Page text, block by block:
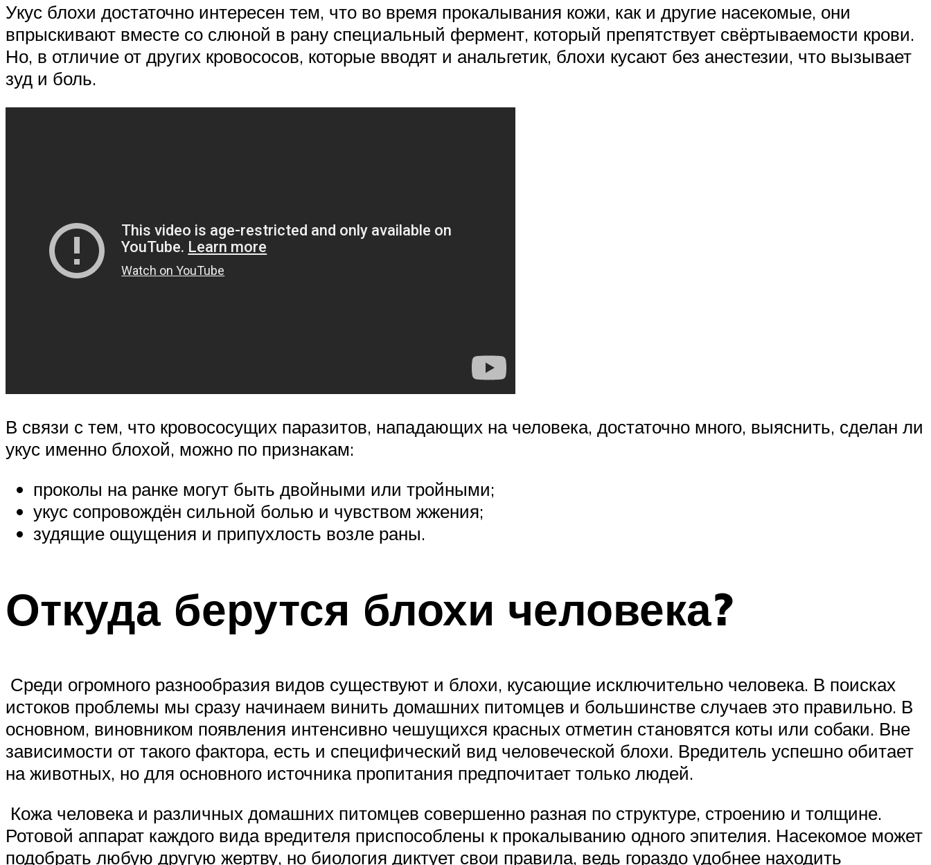
Укус блохи достаточно интересен тем, что во время прокалывания кожи, как и другие насекомые, они
впрыскивают вместе со слюной в рану специальный фермент, который препятствует свёртываемости крови.
Но, в отличие от других кровососов, которые вводят и анальгетик, блохи кусают без анестезии, что вызывает
зуд и боль.
В связи с тем, что кровососущих паразитов, нападающих на человека, достаточно много, выяснить, сделан ли
укус именно блохой, можно по признакам:
проколы на ранке могут быть двойными или тройными;
укус сопровождён сильной болью и чувством жжения;
зудящие ощущения и припухлость возле раны.
Откуда берутся блохи человека?
Среди огромного разнообразия видов существуют и блохи, кусающие исключительно человека. В поисках
истоков проблемы мы сразу начинаем винить домашних питомцев и большинстве случаев это правильно. В
основном, виновником появления интенсивно чешущихся красных отметин становятся коты или собаки. Вне
зависимости от такого фактора, есть и специфический вид человеческой блохи. Вредитель успешно обитает
на животных, но для основного источника пропитания предпочитает только людей.
Кожа человека и различных домашних питомцев совершенно разная по структуре, строению и толщине.
Ротовой аппарат каждого вида вредителя приспособлены к прокалыванию одного эпителия. Насекомое может
подобрать любую другую жертву, но биология диктует свои правила, ведь гораздо удобнее находить